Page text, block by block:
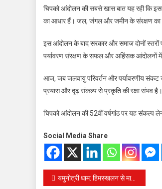
चिपको आंदोलन की सबसे खास बात यह रही कि
का आधार हैं। जल, जंगल और जमीन के संरक्षण
इस आंदोलन के बाद सरकार और समाज दोनों
पर्यावरण संरक्षण के सफल और अहिंसक आंदोलनों में
आज, जब जलवायु परिवर्तन और पर्यावरणीय संकट
प्रयास और दृढ़ संकल्प से प्रकृति की रक्षा संभव है।
चिपको आंदोलन की 52वीं वर्षगांठ पर यह संकल्प
Social Media Share
Post
यमुनोत्री धाम: हिमस्खलन से मार्ग क्षतिग्रस्त, कई फीट बर्फ जमा, सुरक्षात्मक कार्य के लिए जा रहे मजदूर भी फंसे